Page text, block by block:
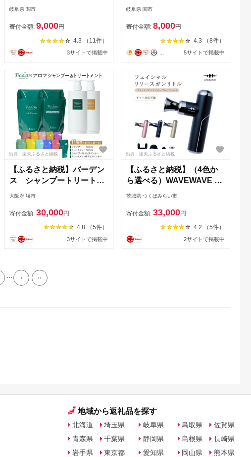
てが手作り！職人魂が詰ま
「火曜は全力！華大さんと
千鳥くん」(R6.3.19)で紹介
されました 耳毛ケア エチ
ケット グルーミング 毛抜
き 高級 脱毛 耳毛 国産 日本
岐阜県 関市
寄付金額: 9,000円
4.3 （11件）
3サイトで掲載中
ットS（15113）
岐阜県 関市
寄付金額: 8,000円
4.3 （8件）
5サイトで掲載中
出典：楽天ふるさと納税
【ふるさと納税】バーデン
ス シャンプートリートメ
ント【香りをお選びいただ
プケア ヘアケア 敏感肌 日
用品 選べる香り 人気 おす
すめ 美容 ふるさと納税 大
阪 堺市】
大阪府 堺市
寄付金額: 30,000円
4.8 （5件）
3サイトで掲載中
出典：楽天ふるさと納税
【ふるさと納税】（4色か
ら選べる）WAVEWAVE フ
ェイシャルリリースガンリ
膜リリースガン ハンディガ
ン 美容 実用的 エステ マッ
サージ 家電 首 肩 肩甲骨 癒
し グッズ プレゼント クリ
茨城県 つくばみらい市
寄付金額: 33,000円
4.2 （5件）
2サイトで掲載中
... › ››
地域から返礼品を探す
北海道
青森県
岩手県
埼玉県
千葉県
東京都
岐阜県
静岡県
愛知県
鳥取県
島根県
岡山県
佐賀県
長崎県
熊本県